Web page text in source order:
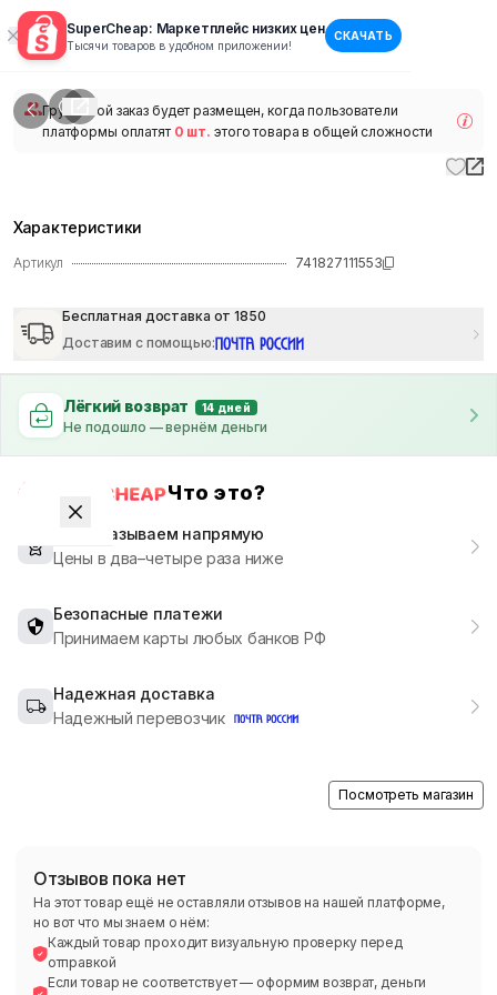
SuperCheap: Маркетплейс низких цен
Тысячи товаров в удобном приложении!
СКАЧАТЬ
1/
Групповой заказ будет размещен, когда пользователи
платформы оплатят 0 шт. этого товара в общей сложности
Характеристики
Артикул 741827111553
Бесплатная доставка от 1850
Доставим с помощью:
Лёгкий возврат 14 дней
Не подошло — вернём деньги
Что это?
Мы заказываем напрямую
Цены в два–четыре раза ниже
Безопасные платежи
Принимаем карты любых банков РФ
Надежная доставка
Надежный перевозчик
Посмотреть магазин
Отзывов пока нет
На этот товар ещё не оставляли отзывов на нашей платформе,
но вот что мы знаем о нём:
Каждый товар проходит визуальную проверку перед
отправкой
Если товар не соответствует — оформим возврат, деньги